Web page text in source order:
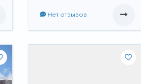
Нет отзывов